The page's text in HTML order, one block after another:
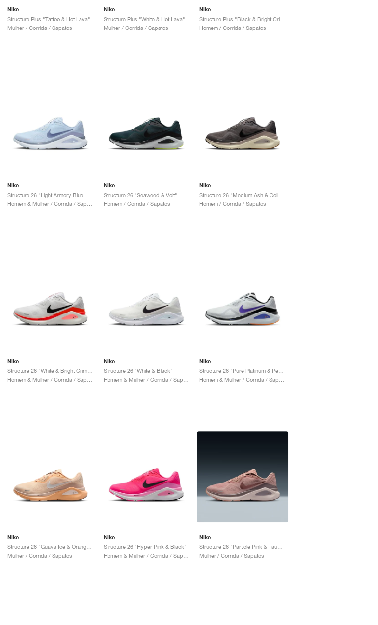
Nike
Structure Plus "Tattoo & Hot Lava"
Mulher / Corrida / Sapatos
Nike
Structure Plus "White & Hot Lava"
Mulher / Corrida / Sapatos
Nike
Homem / Corrida / Sapatos
Nike Nike
Structure 26 "Seaweed & Volt"
Homem / Corrida / Sapatos
Nike
Homem / Corrida / Sapatos
Nike
Structure 26 "White & Bright Crimson"
Nike
Structure 26 "White & Black"
Nike
Nike
Structure 26 "Guava Ice & Orange Chalk"
Mulher / Corrida / Sapatos
Nike
Structure 26 "Hyper Pink & Black"
Nike
Mulher / Corrida / Sapatos